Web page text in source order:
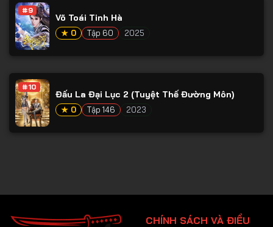
#9
Võ Toái Tinh Hà
★ 0 Tập 60 2025
#10
Đấu La Đại Lục 2 (Tuyệt Thế Đường Môn)
★ 0 Tập 146 2023
CHÍNH SÁCH VÀ ĐIỀU